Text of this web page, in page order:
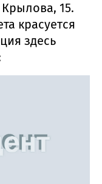
15.
красуется
здесь